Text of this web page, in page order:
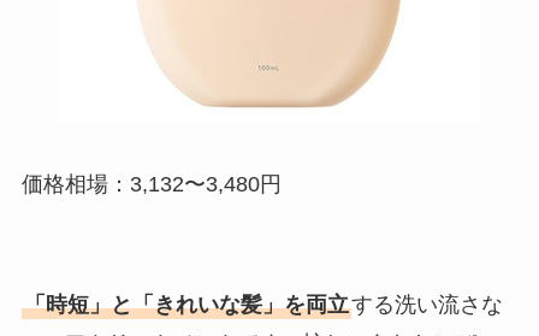
価格相場：3,132〜3,480円
「時短」と「きれいな髪」を両立する洗い流さな